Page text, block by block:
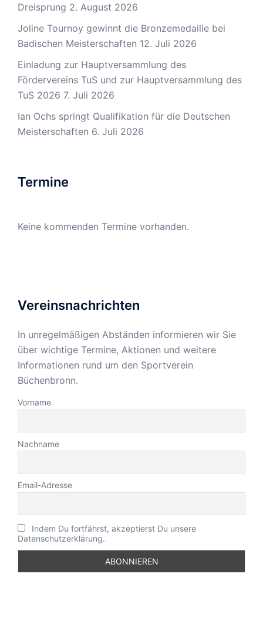
Dreisprung 2. August 2026
Joline Tournoy gewinnt die Bronzemedaille bei
Badischen Meisterschaften 12. Juli 2026
Einladung zur Hauptversammlung des
Fördervereins TuS und zur Hauptversammlung des
TuS 2026 7. Juli 2026
Ian Ochs springt Qualifikation für die Deutschen
Meisterschaften 6. Juli 2026
Termine
Keine kommenden Termine vorhanden.
Vereinsnachrichten
In unregelmäßigen Abständen informieren wir Sie
über wichtige Termine, Aktionen und weitere
Informationen rund um den Sportverein
Büchenbronn.
Vorname
Nachname
Email-Adresse
Indem Du fortfährst, akzeptierst Du unsere
Datenschutzerklärung.